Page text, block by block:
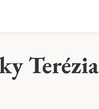
Terézia